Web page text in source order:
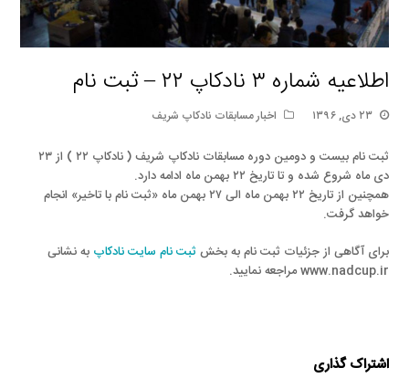
اطلاعیه شماره ۳ نادکاپ ۲۲ – ثبت نام
۲۳ دی, ۱۳۹۶ اخبار مسابقات نادکاپ شریف
ثبت نام بیست و دومین دوره مسابقات نادکاپ شریف ( نادکاپ ۲۲ ) از ۲۳
دی ماه شروع شده و تا تاریخ ۲۲ بهمن ماه ادامه دارد.
همچنین از تاریخ ۲۲ بهمن ماه الی ۲۷ بهمن ماه «ثبت نام با تاخیر» انجام
خواهد گرفت.
برای آگاهی از جزئیات ثبت نام به بخش ثبت نام سایت نادکاپ به نشانی
www.nadcup.ir مراجعه نمایید.
اشتراک گذاری